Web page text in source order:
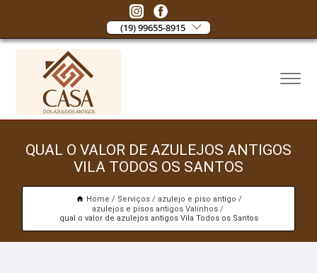
(19) 99655-8915
QUAL O VALOR DE AZULEJOS ANTIGOS
VILA TODOS OS SANTOS
Home Serviços
azulejo e piso antigo
azulejos e pisos antigos Valinhos
qual o valor de azulejos antigos Vila Todos os Santos